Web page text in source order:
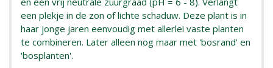
een plekje in de zon of lichte schaduw. Deze plant is in
haar jonge jaren eenvoudig met allerlei vaste planten
te combineren. Later alleen nog maar met 'bosrand' en
'bosplanten'.